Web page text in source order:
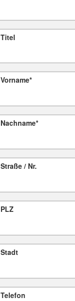
Titel
Vorname*
Nachname*
Straße / Nr.
PLZ
Stadt
Telefon